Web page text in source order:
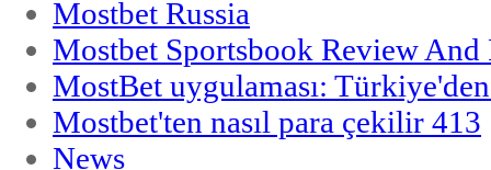
Mostbet Russia
Mostbet Sportsbook Review And
MostBet uygulaması:
Mostbet'ten nasıl para çekilir 413
News